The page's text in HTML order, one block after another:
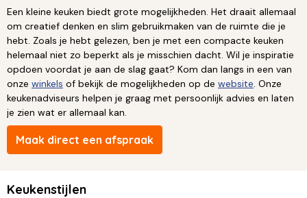
Een kleine keuken biedt grote mogelijkheden. Het draait allemaal
om creatief denken en slim gebruikmaken van de ruimte die je
hebt. Zoals je hebt gelezen, ben je met een compacte keuken
helemaal niet zo beperkt als je misschien dacht. Wil je inspiratie
opdoen voordat je aan de slag gaat? Kom dan langs in een van
onze winkels of bekijk de mogelijkheden op de website. Onze
keukenadviseurs helpen je graag met persoonlijk advies en laten
je zien wat er allemaal kan.
Maak direct een afspraak
Keukenstijlen